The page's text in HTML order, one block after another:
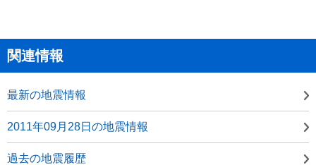
関連情報
最新の地震情報
2011年09月28日の地震情報
過去の地震履歴